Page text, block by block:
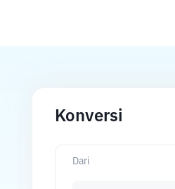
Konversi
Dari